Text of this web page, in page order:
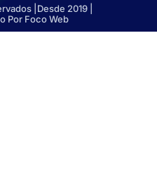
| Desde 2019 |
Por Foco Web